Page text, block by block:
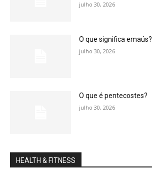
julho 30, 2026
O que significa emaús?
julho 30, 2026
O que é pentecostes?
julho 30, 2026
HEALTH & FITNESS